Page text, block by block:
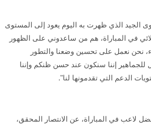
الجيد الذي ظهرت به اليوم يعود إلى المستوى
في المباراة، هم من ساعدوني على الظهور
نحن نعمل على تحسين وضعنا والتطور
للجماهير إننا سنكون عند حسن ظنكم وإننا
الدعم التي تقدمونها لنا".
لاعب في المباراة، عن الانتصار المحقق،